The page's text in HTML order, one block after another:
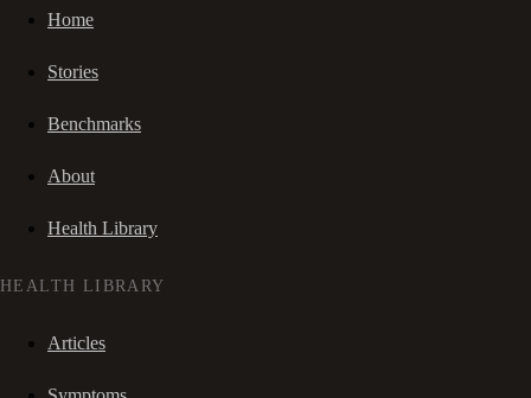
Home
Stories
Benchmarks
About
Health Library
HEALTH LIBRARY
Articles